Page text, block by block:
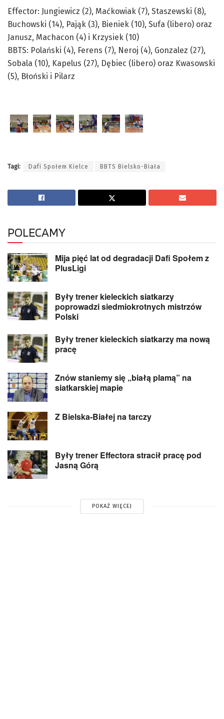
Effector: Jungiewicz (2), Maćkowiak (7), Staszewski (8),
Buchowski (14), Pająk (3), Bieniek (10), Sufa (libero) oraz
Janusz, Machacon (4) i Krzysiek (10)
BBTS: Polański (4), Ferens (7), Neroj (4), Gonzalez (27),
Sobala (10), Kapelus (27), Dębiec (libero) oraz Kwasowski
(5), Błoński i Pilarz
Tagi: Dafi Społem Kielce BBTS Bielsko-Biała
POLECAMY
Mija pięć lat od degradacji Dafi Społem z
PlusLigi
Były trener kieleckich siatkarzy
poprowadzi siedmiokrotnych mistrzów
Polski
Były trener kieleckich siatkarzy ma nową
pracę
Znów staniemy się „białą plamą” na
siatkarskiej mapie
Z Bielska-Białej na tarczy
Były trener Effectora stracił pracę pod
Jasną Górą
POKAŻ WIĘCEJ